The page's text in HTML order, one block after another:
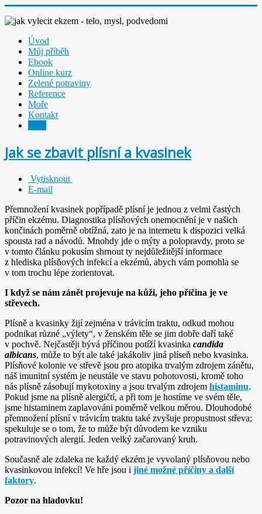
Úvod
Můj příběh
Ebook
Online kurz
Zelené potraviny
Reference
Moře
Kontakt
Jak se zbavit plísní a kvasinek
Vytisknout
E-mail
Přemnožení kvasinek popřípadě plísní je jednou z velmi častých
příčin ekzému. Diagnostika plísňových onemocnění je v našich
končinách poměrně obtížná, zato je na internetu k dispozici velká
spousta rad a návodů. Mnohdy jde o mýty a polopravdy, proto se
v tomto článku pokusím shrnout ty nejdůležitější informace
z hlediska plísňových infekcí a ekzémů, abych vám pomohla se
v tom trochu lépe zorientovat.
I když se nám zánět projevuje na kůži, jeho příčina je ve
střevech.
Plísně a kvasinky žijí zejména v trávicím traktu, odkud mohou
podnikat různé „výlety“, v ženském těle se jim dobře daří také
v pochvě. Nejčastěji bývá příčinou potíží kvasinka candida
albicans, může to být ale také jakákoliv jiná plíseň nebo kvasinka.
Plísňové kolonie ve střevě jsou pro atopika trvalým zdrojem zánětu,
náš imunitní systém je neustále ve stavu pohotovosti, kromě toho
nás plísně zásobují mykotoxiny a jsou trvalým zdrojem histaminu.
Pokud jsme na plísně alergičtí, a při tom je hostíme ve svém těle,
jsme histaminem zaplavováni poměrně velkou měrou. Dlouhodobé
přemnožení plísní v trávicím traktu také zvyšuje propustnost střeva;
spekuluje se o tom, že to může být důvodem ke vzniku
potravinových alergií. Jeden velký začarovaný kruh.
Současně ale zdaleka ne každý ekzém je vyvolaný plísňovou nebo
kvasinkovou infekcí! Ve hře jsou i jiné možné příčiny a další
faktory.
Pozor na hladovku!